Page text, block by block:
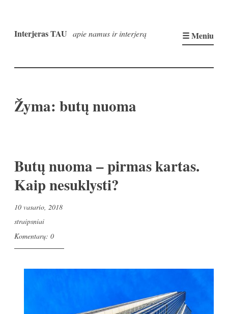
prie
Interjeras TAU apie namus ir interjerą ☰ Meniu
Žyma: butų nuoma
Butų nuoma – pirmas kartas.
Kaip nesuklysti?
10 vasario, 2018
straipsniai
Komentarų: 0